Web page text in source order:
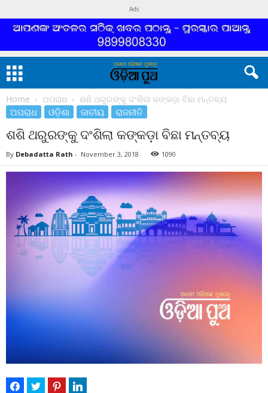
Ads
Home ଅପରାଧ ଶଶି ଥରୁରଙ୍କୁ ଦଂଶିଲା କଙ୍କଡ଼ା ବିଛା ମନ୍ତବ୍ୟ
ଅପରାଧ ଓଡ଼ିଶା ଜାତୀୟ ରାଜନୀତି
ଶଶି ଥରୁରଙ୍କୁ ଦଂଶିଲା କଙ୍କଡ଼ା ବିଛା ମନ୍ତବ୍ୟ
By Debadatta Rath - November 3, 2018 1090